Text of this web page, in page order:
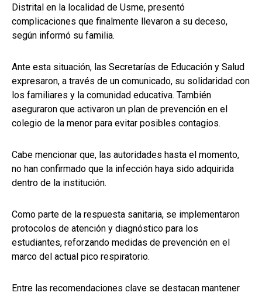
Distrital en la localidad de Usme, presentó
complicaciones que finalmente llevaron a su deceso,
según informó su familia.
Ante esta situación, las Secretarías de Educación y Salud
expresaron, a través de un comunicado, su solidaridad con
los familiares y la comunidad educativa. También
aseguraron que activaron un plan de prevención en el
colegio de la menor para evitar posibles contagios.
Cabe mencionar que, las autoridades hasta el momento,
no han confirmado que la infección haya sido adquirida
dentro de la institución.
Como parte de la respuesta sanitaria, se implementaron
protocolos de atención y diagnóstico para los
estudiantes, reforzando medidas de prevención en el
marco del actual pico respiratorio.
Entre las recomendaciones clave se destacan mantener